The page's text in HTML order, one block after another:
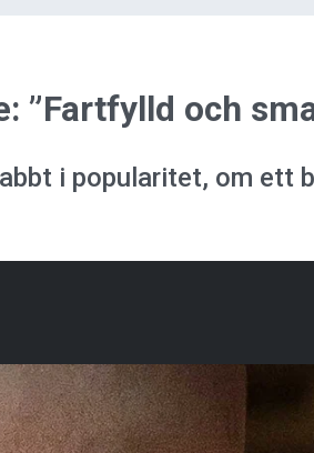
”Fartfylld och
i popularitet, om ett